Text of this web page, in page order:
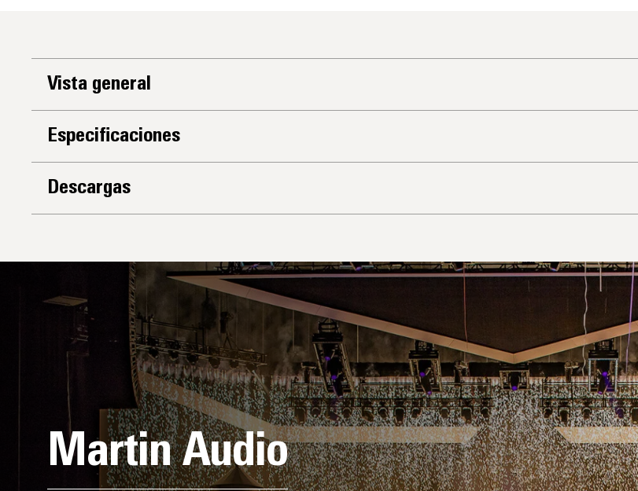
Vista general
Especificaciones
Descargas
Martin Audio